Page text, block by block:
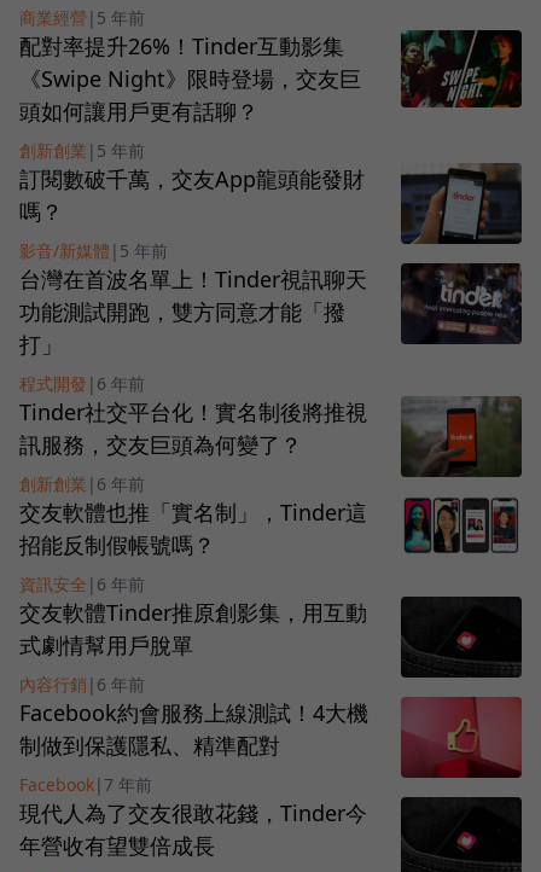
商業經營 | 5 年前
配對率提升26%！Tinder互動影集
《Swipe Night》限時登場，交友巨
頭如何讓用戶更有話聊？
創新創業 | 5 年前
訂閱數破千萬，交友App龍頭能發財
嗎？
影音/新媒體 | 5 年前
台灣在首波名單上！Tinder視訊聊天
功能測試開跑，雙方同意才能「撥
打」
程式開發 | 6 年前
Tinder社交平台化！實名制後將推視
訊服務，交友巨頭為何變了？
創新創業 | 6 年前
交友軟體也推「實名制」，Tinder這
招能反制假帳號嗎？
資訊安全 | 6 年前
交友軟體Tinder推原創影集，用互動
式劇情幫用戶脫單
內容行銷 | 6 年前
Facebook約會服務上線測試！4大機
制做到保護隱私、精準配對
Facebook| 7 年前
現代人為了交友很敢花錢，Tinder今
年營收有望雙倍成長